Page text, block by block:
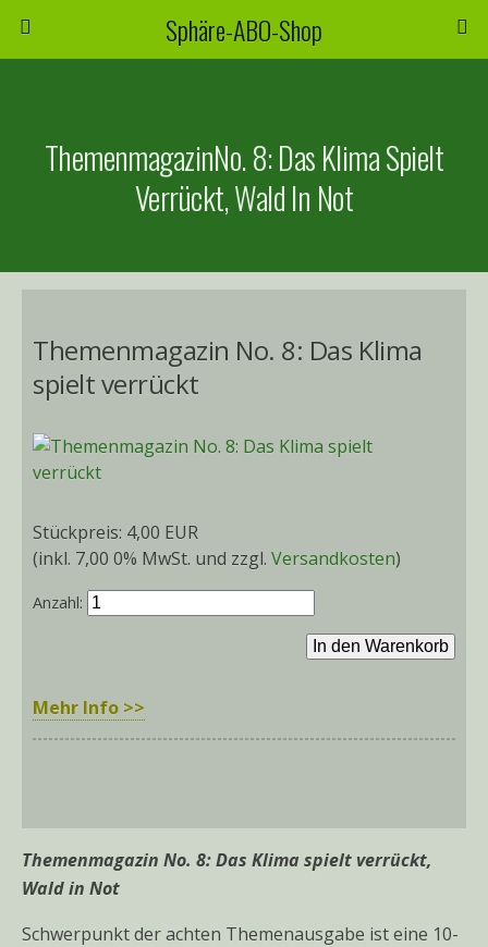
Sphäre-ABO-Shop
ThemenmagazinNo. 8: Das Klima Spielt
Verrückt, Wald In Not
Themenmagazin No. 8: Das Klima
spielt verrückt
Stückpreis: 4,00 EUR
(inkl. 7,00 0% MwSt. und zzgl. Versandkosten)
Anzahl:
Mehr Info >>
Themenmagazin No. 8: Das Klima spielt verrückt,
Wald in Not
Schwerpunkt der achten Themenausgabe ist eine 10-